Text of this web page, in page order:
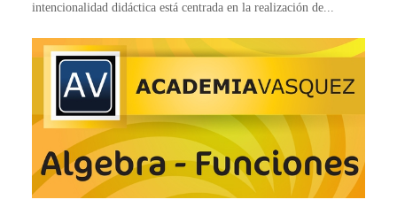
intencionalidad didáctica está centrada en la realización de...